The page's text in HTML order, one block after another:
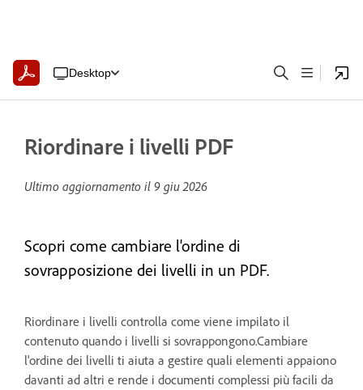
Desktop
Riordinare i livelli PDF
Ultimo aggiornamento il 9 giu 2026
Scopri come cambiare l'ordine di
sovrapposizione dei livelli in un PDF.
Riordinare i livelli controlla come viene impilato il
contenuto quando i livelli si sovrappongono.Cambiare
l'ordine dei livelli ti aiuta a gestire quali elementi appaiono
davanti ad altri e rende i documenti complessi più facili da